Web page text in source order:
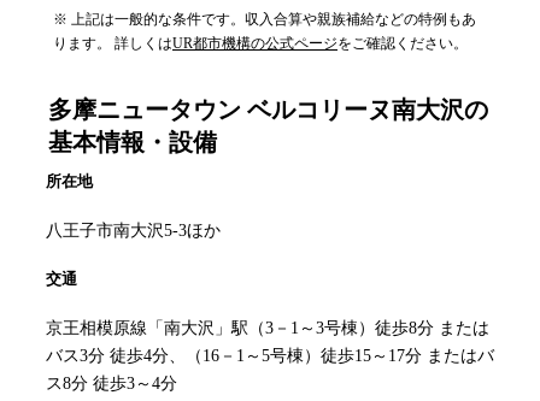
※ 上記は一般的な条件です。収入合算や親族補給などの特例もあ
ります。 詳しくはUR都市機構の公式ページをご確認ください。
多摩ニュータウン ベルコリーヌ南大沢の
基本情報・設備
所在地
八王子市南大沢5-3ほか
交通
京王相模原線「南大沢」駅（3－1～3号棟）徒歩8分 または
バス3分 徒歩4分、（16－1～5号棟）徒歩15～17分 またはバ
ス8分 徒歩3～4分